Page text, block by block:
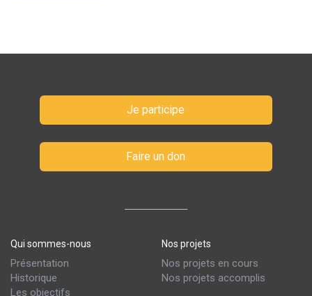
Je participe
Faire un don
Qui sommes-nous
Présentation
Historique
Les objectifs
Nos projets
Nos projets en cours
Nos projets accomplis